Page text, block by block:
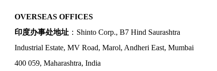
OVERSEAS OFFICES
印度办事处地址 ：Shinto Corp., B7 Hind Saurashtra
Industrial Estate, MV Road, Marol, Andheri East, Mumbai
400 059, Maharashtra, India